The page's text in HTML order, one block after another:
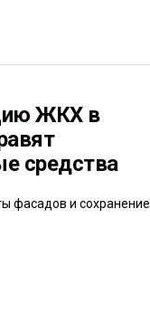
ЖКХ в
средства
фасадов и сохранение